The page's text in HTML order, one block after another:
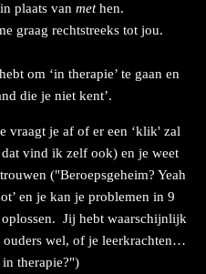
plaats van methen.
graag rechtstreeks tot jou.
om ‘in therapie’ te gaan en
die je niet kent’.
vraagt je af of er een ‘klik' zal
vind ik zelf ook) en je weet
("Beroepsgeheim? Yeah
en je kan je problemen in 9
Jij hebt waarschijnlijk
ouders wel, of je leerkrachten…
therapie?")